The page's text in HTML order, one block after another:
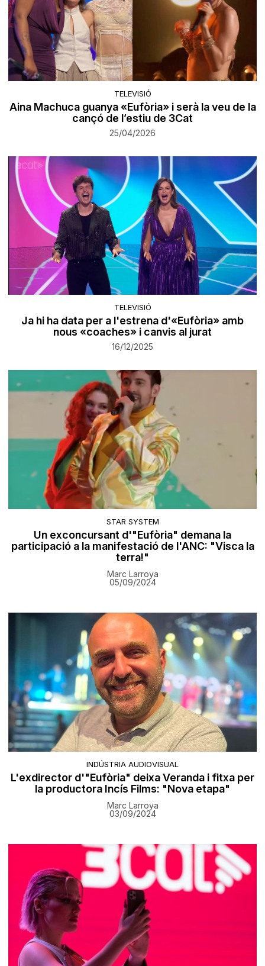
TELEVISIÓ
Aina Machuca guanya «Eufòria» i serà la veu de la
cançó de l’estiu de 3Cat
25/04/2026
TELEVISIÓ
Ja hi ha data per a l'estrena d'«Eufòria» amb
nous «coaches» i canvis al jurat
16/12/2025
STAR SYSTEM
Un exconcursant d'"Eufòria" demana la
participació a la manifestació de l'ANC: "Visca la
terra!"
Marc Larroya
05/09/2024
INDÚSTRIA AUDIOVISUAL
L'exdirector d'"Eufòria" deixa Veranda i fitxa per
la productora Incís Films: "Nova etapa"
Marc Larroya
03/09/2024